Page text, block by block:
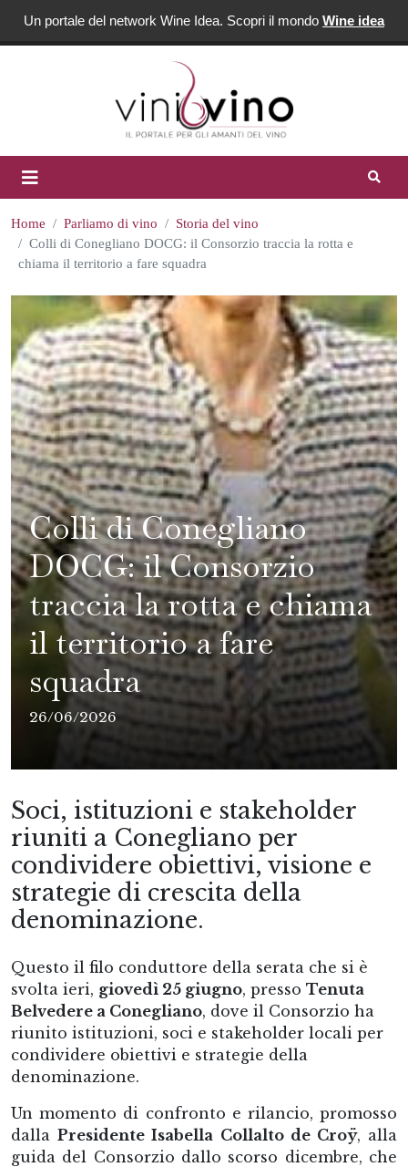
Un portale del network Wine Idea. Scopri il mondo Wine idea
Home Parliamo di vino
Storia del vino
Colli di Conegliano DOCG: il Consorzio traccia la rotta e
chiama il territorio a fare squadra
Colli di Conegliano
DOCG: il Consorzio
traccia la rotta e chiama
il territorio a fare
squadra
26/06/2026
Soci, istituzioni e stakeholder
riuniti a Conegliano per
condividere obiettivi, visione e
strategie di crescita della
denominazione.
Questo il filo conduttore della serata che si è
svolta ieri, giovedì 25 giugno, presso Tenuta
Belvedere a Conegliano, dove il Consorzio ha
riunito istituzioni, soci e stakeholder locali per
condividere obiettivi e strategie della
denominazione.
Un momento di confronto e rilancio, promosso
dallaPresidente Isabella Collalto de Croÿ, alla
guida del Consorzio dallo scorso dicembre, che